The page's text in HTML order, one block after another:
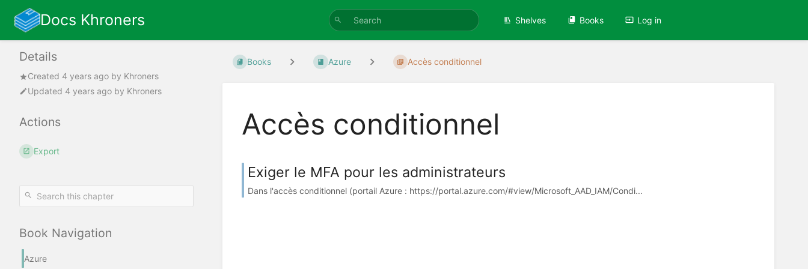
Docs Khroners Shelves Books Log in
Book Navigation
Azure
Books Azure Accès conditionnel
Accès conditionnel
Exiger le MFA pour les administrateurs
Dans l'accès conditionnel (portail Azure : https://portal.azure.com/#view/Microsoft_AAD_IAM/Condi...
Details
Created 4 years ago by Khroners
Updated 4 years ago by Khroners
Actions
Export